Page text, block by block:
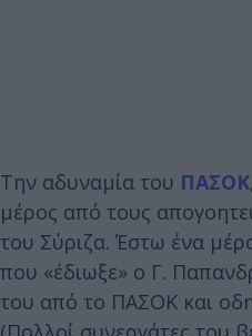
Την αδυναμία του ΠΑΣΟΚ
μέρος από τους
του Σύριζα. Έστω ένα
που «έδιωξε» ο Γ.
του από το ΠΑΣΟΚ και